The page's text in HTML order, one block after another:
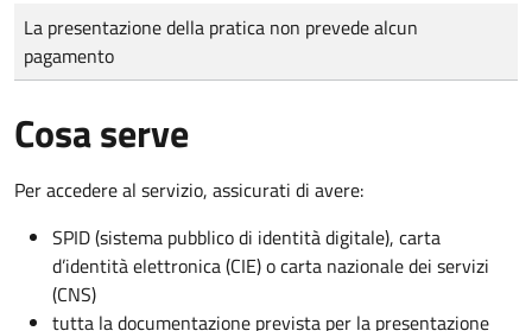
Tipo di pagamento
Importo
La presentazione della pratica non prevede alcun
pagamento
Cosa serve
Per accedere al servizio, assicurati di avere:
SPID (sistema pubblico di identità digitale), carta
d’identità elettronica (CIE) o carta nazionale dei servizi
(CNS)
tutta la documentazione prevista per la presentazione